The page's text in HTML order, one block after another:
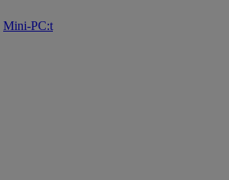
Mini-PC:t